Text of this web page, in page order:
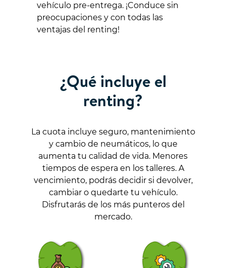
vehículo pre-entrega. ¡Conduce sin
preocupaciones y con todas las
ventajas del renting!
¿Qué incluye el
renting?
La cuota incluye seguro, mantenimiento
y cambio de neumáticos, lo que
aumenta tu calidad de vida. Menores
tiempos de espera en los talleres. A
vencimiento, podrás decidir si devolver,
cambiar o quedarte tu vehículo.
Disfrutarás de los más punteros del
mercado.